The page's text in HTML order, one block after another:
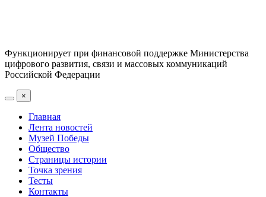
Функционирует при финансовой поддержке Министерства
цифрового развития, связи и массовых коммуникаций
Российской Федерации
×
Главная
Лента новостей
Музей Победы
Общество
Страницы истории
Точка зрения
Тесты
Контакты